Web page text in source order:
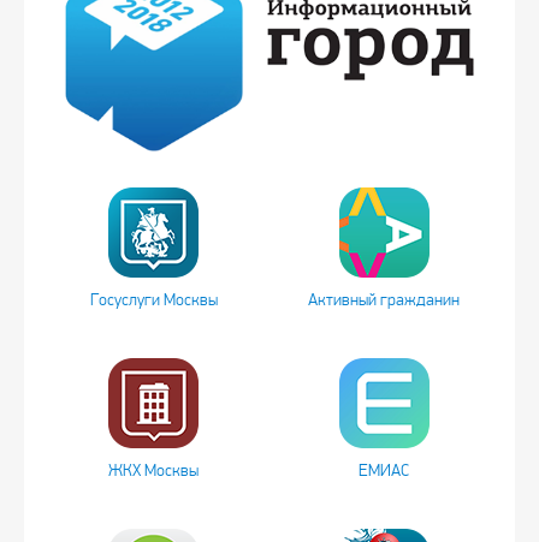
Госуслуги Москвы Активный гражданин
ЖКХ Москвы ЕМИАС